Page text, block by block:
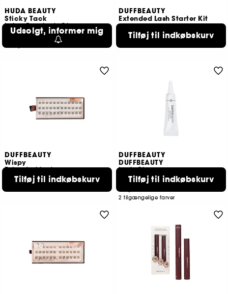
HUDA BEAUTY
Sticky Tack
Latex-Free Lash Glue
4
149,00 KR
Udsolgt, informer mig
DUFFBEAUTY
Extended Lash Starter Kit
510,00 KR
Tilføj til indkøbskurv
DUFFBEAUTY
Wispy
Extended Lash
185,00 KR
Tilføj til indkøbskurv
DUFFBEAUTY
DUFFBEAUTY
Lash Glue
3
85,00 KR
2 tilgængelige farver
Tilføj til indkøbskurv